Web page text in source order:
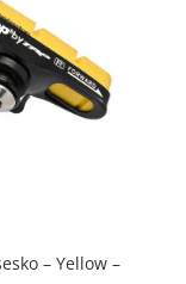
– Yellow –